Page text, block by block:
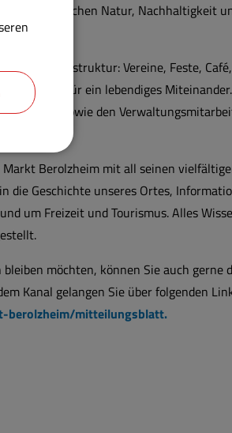
zwischen Natur, Nachhaltigkeit
Infrastruktur: Vereine, Feste, Café,
sorgen für ein lebendiges
sowie den
Berolzheim mit all seinen
die Geschichte unseres Ortes,
um Freizeit und Tourismus. Alles
möchten, können Sie auch gerne
Kanal gelangen Sie über folgenden
berolzheim/mitteilungsblatt.